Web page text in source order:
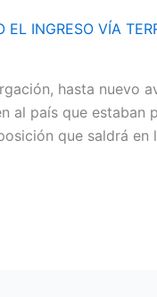
EL INGRESO VÍA
hasta nuevo
al país que estaban
que saldrá en